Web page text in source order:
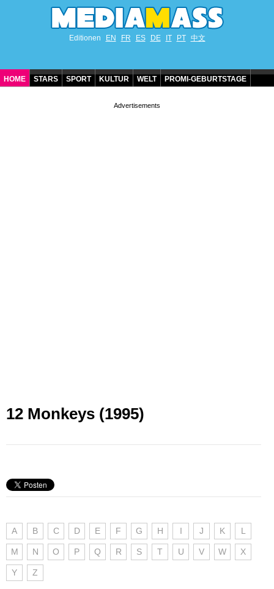
Editionen EN FR ES DE IT PT 中文
HOME STARS SPORT KULTUR WELT PROMI-GEBURTSTAGE
12 Monkeys (1995)
A B C D E F G H I J K L
M N O P Q R S T U V W X
Y Z